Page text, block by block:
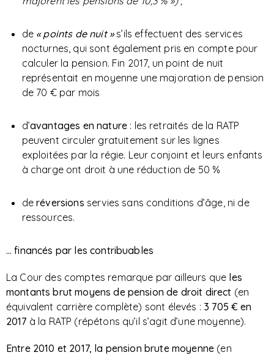
de « points de nuit » s’ils effectuent des services
nocturnes, qui sont également pris en compte pour
calculer la pension. Fin 2017, un point de nuit
représentait en moyenne une majoration de pension
de 70 € par mois
d’avantages en nature : les retraités de la RATP
peuvent circuler gratuitement sur les lignes
exploitées par la régie. Leur conjoint et leurs enfants
à charge ont droit à une réduction de 50 %
deréversions servies sans conditions d’âge, ni de
ressources.
… financés par les contribuables
La Cour des comptes remarque par ailleurs que les
montants brut moyens de pension de droit direct (en
équivalent carrière complète) sont élevés : 3 705 € en
2017 à la RATP (répétons qu’il s’agit d’une moyenne).
Entre 2010 et 2017, la pension brute moyenne (en